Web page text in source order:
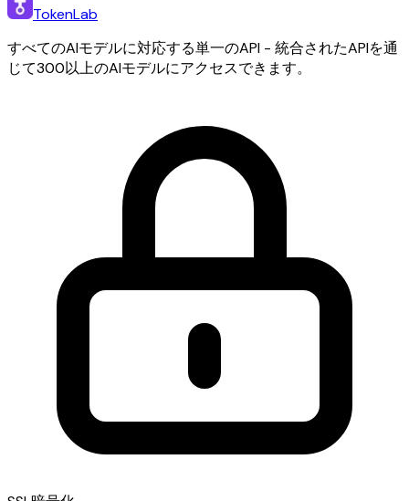
TokenLab
すべてのAIモデルに対応する単一のAPI - 統合されたAPIを通
じて300以上のAIモデルにアクセスできます。